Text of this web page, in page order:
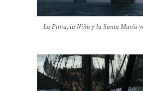
La Pinta, la Niña y la Santa María